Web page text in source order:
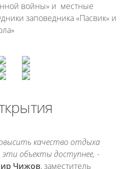
войны» и местные
заповедника «Пасвик» и
качество отдыха
объекты доступнее, -
Чижов, заместитель